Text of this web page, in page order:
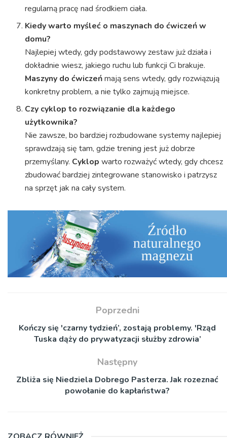
regularną pracę nad środkiem ciała.
Kiedy warto myśleć o maszynach do ćwiczeń w
domu?
Najlepiej wtedy, gdy podstawowy zestaw już działa i
dokładnie wiesz, jakiego ruchu lub funkcji Ci brakuje.
Maszyny do ćwiczeńmają sens wtedy, gdy rozwiązują
konkretny problem, a nie tylko zajmują miejsce.
Czy cyklop to rozwiązanie dla każdego
użytkownika?
Nie zawsze, bo bardziej rozbudowane systemy najlepiej
sprawdzają się tam, gdzie trening jest już dobrze
przemyślany. Cyklop warto rozważyć wtedy, gdy chcesz
zbudować bardziej zintegrowane stanowisko i patrzysz
na sprzęt jak na cały system.
Poprzedni
Kończy się 'czarny tydzień’, zostają problemy. 'Rząd
Tuska dąży do prywatyzacji służby zdrowia’
Następny
Zbliża się Niedziela Dobrego Pasterza. Jak rozeznać
powołanie do kapłaństwa?